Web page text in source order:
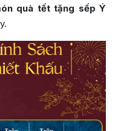
quà tết tặng sếp Ý